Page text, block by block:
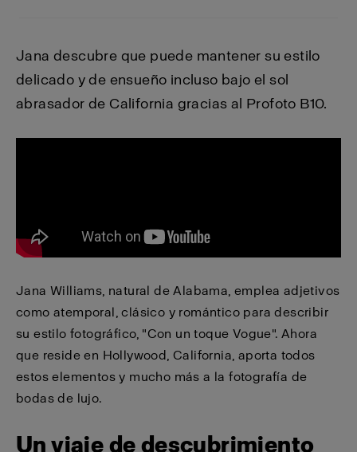
Jana descubre que puede mantener su estilo
delicado y de ensueño incluso bajo el sol
abrasador de California gracias al Profoto B10.
Jana Williams, natural de Alabama, emplea adjetivos
como atemporal, clásico y romántico para describir
su estilo fotográfico, "Con un toque Vogue". Ahora
que reside en Hollywood, California, aporta todos
estos elementos y mucho más a la fotografía de
bodas de lujo.
Un viaje de descubrimiento